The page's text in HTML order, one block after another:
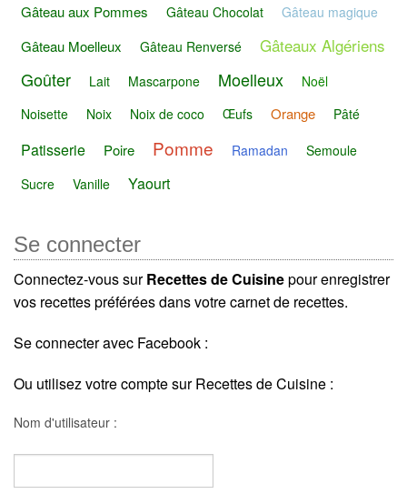
Gâteau aux Pommes
Gâteau Chocolat Gâteau magique
Gâteau Moelleux Gâteau Renversé Gâteaux Algériens
Goûter Lait Mascarpone Moelleux
Noël
Noisette
Noix Noix de coco Œufs Orange Pâté
Patisserie Poire Pomme Ramadan
Semoule
Sucre
Vanille Yaourt
Se connecter
Connectez-vous surRecettes de Cuisinepour enregistrer
vos recettes préférées dans votre carnet de recettes.
Se connecter avec Facebook :
Ou utilisez votre compte sur Recettes de Cuisine :
Nom d'utilisateur :